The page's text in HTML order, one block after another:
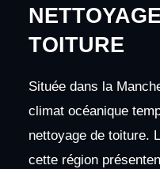
TOITURE
Située dans la
climat océanique
nettoyage de toiture.
cette région